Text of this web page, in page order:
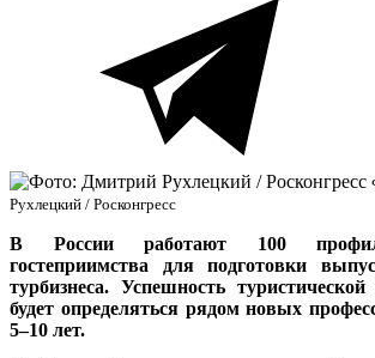
Рухлецкий / Росконгресс
В России работают 100
гостеприимства для подготовки
турбизнеса. Успешность
будет определяться рядом новых
5–10 лет.